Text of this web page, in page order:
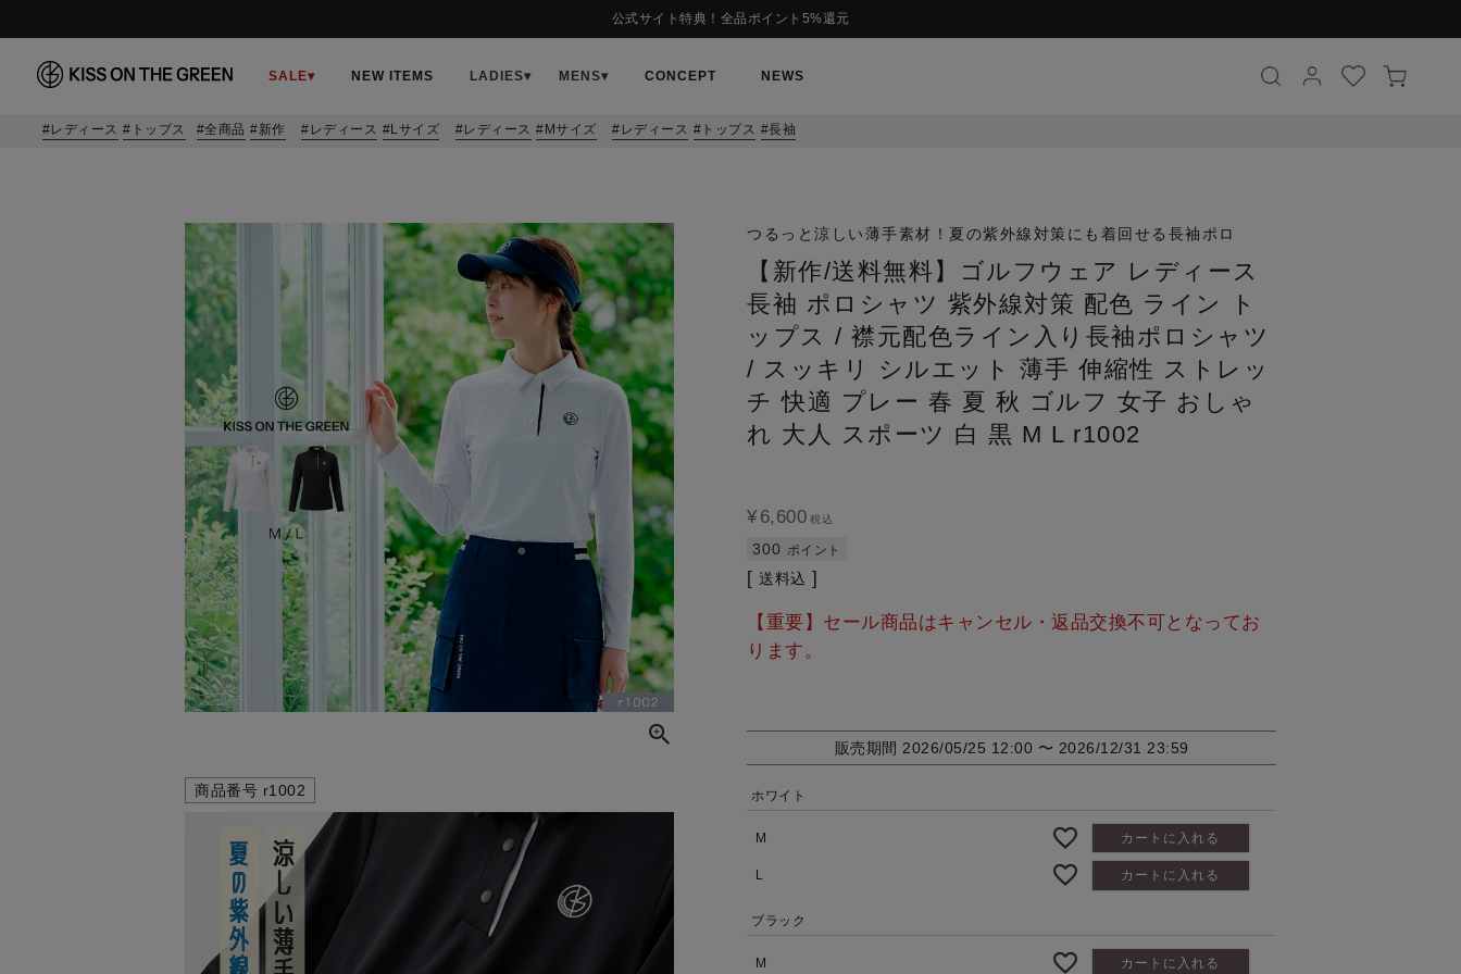
公式サイト特典！全品ポイント5%還元
SALE▾ NEW ITEMS LADIES▾ MENS▾ CONCEPT NEWS
レディース トップス 全商品 新作 レディース Lサイズ レディース Mサイズ レディース トップス 長袖
商品番号 r1002
つるっと涼しい薄手素材！夏の紫外線対策にも着回せる長袖ポロ
【新作/送料無料】ゴルフウェア レディース
長袖 ポロシャツ 紫外線対策 配色 ライン ト
ップス / 襟元配色ライン入り長袖ポロシャツ
/ スッキリ シルエット 薄手 伸縮性 ストレッ
チ 快適 プレー 春 夏 秋 ゴルフ 女子 おしゃ
れ 大人 スポーツ 白 黒 M L r1002
¥ 6,600 税込
300 ポイント
送料込
【重要】セール商品はキャンセル・返品交換不可となってお
ります。
販売期間 2026/05/25 12:00 〜 2026/12/31 23:59
ホワイト
M カートに入れる
L カートに入れる
ブラック
M カートに入れる